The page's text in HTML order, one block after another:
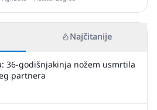
Najčitanije
36-godišnjakinja nožem usmrtila
partnera